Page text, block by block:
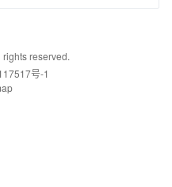
reserved.
号-1